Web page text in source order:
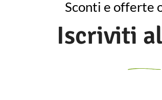
Sconti e offerte
Iscriviti